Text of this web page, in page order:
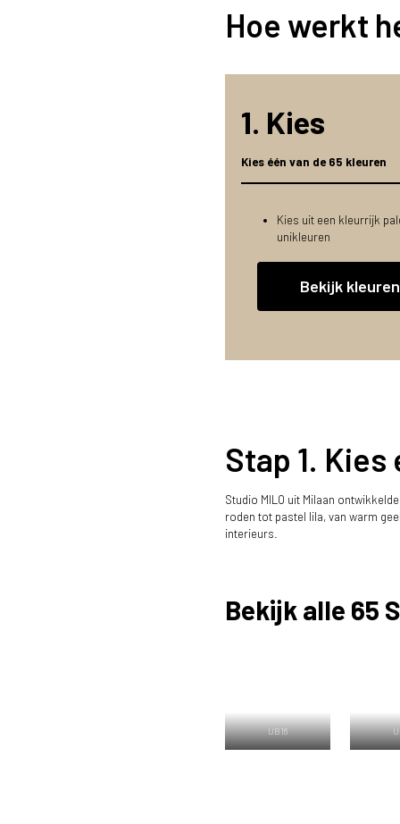
Hoe werkt
1. Kies
Kies één van de 65 kleuren
Kies uit een kleurrijk
unikleuren
Bekijk kleuren
Stap 1. Kies
Studio MILO uit Milaan
roden tot pastel lila, van warm
interieurs.
Bekijk alle 65
UB16